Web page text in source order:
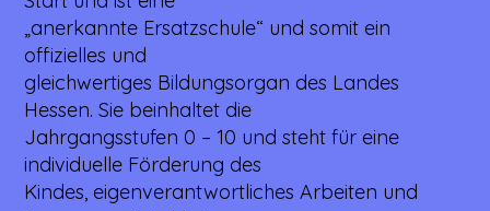
„anerkannte Ersatzschule“ und somit ein
offizielles und
gleichwertiges Bildungsorgan des Landes
Hessen. Sie beinhaltet die
Jahrgangsstufen 0 – 10 und steht für eine
individuelle Förderung des
Kindes, eigenverantwortliches Arbeiten und